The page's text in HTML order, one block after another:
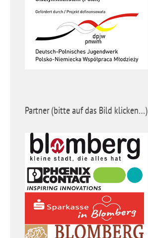
Partner (bitte auf das Bild klicken…)